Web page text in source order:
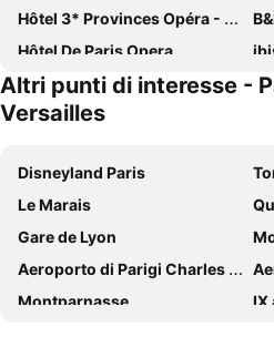
Hôtel 3* Provinces Opéra - Vacances Bleues
Hôtel De Paris Opera
ibis budget Orly Chevilly Tram 7
hotelF1 Paris Porte de Châtillon
Color Design Hotel
Hotel Bellevue Paris Montmartre
ibis Paris 17 Clichy-Batignolles
Blue Nights
Novotel Paris 17
Altri punti di interesse -
Versailles
Disneyland Paris
Le Marais
Gare de Lyon
Aeroporto di Parigi Charles de Gaulle
Montparnasse
IX